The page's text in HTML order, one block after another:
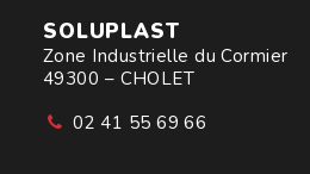
SOLUPLAST
Zone Industrielle du Cormier
49300 – CHOLET
02 41 55 69 66